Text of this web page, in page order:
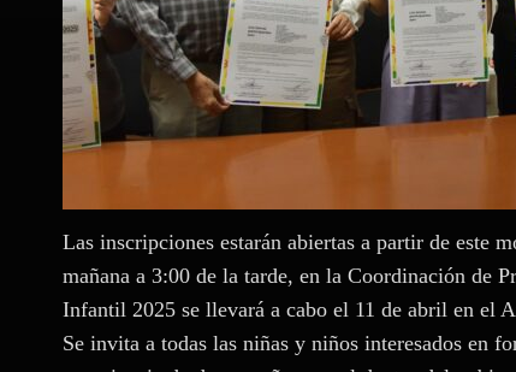
Las inscripciones estarán abiertas a partir de este
mañana a 3:00 de la tarde, en la Coordinación de
Infantil 2025 se llevará a cabo el 11 de abril en el
Se invita a todas las niñas y niños interesados en